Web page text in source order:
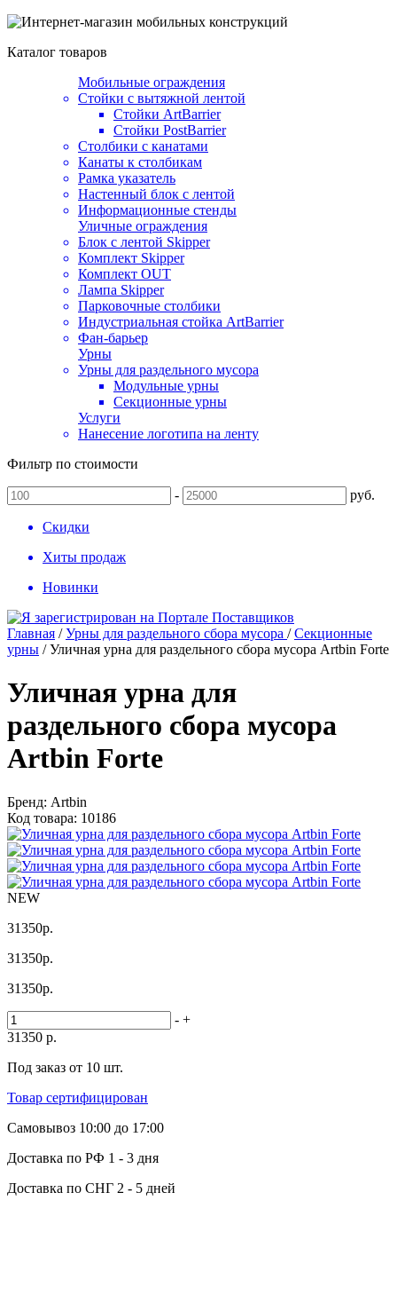
Каталог товаров
Мобильные ограждения
Стойки с вытяжной лентой
Стойки ArtBarrier
Стойки PostBarrier
Столбики с канатами
Канаты к столбикам
Рамка указатель
Настенный блок с лентой
Информационные стенды
Уличные ограждения
Блок с лентой Skipper
Комплект Skipper
Комплект OUT
Лампа Skipper
Парковочные столбики
Индустриальная стойка ArtBarrier
Фан-барьер
Урны
Урны для раздельного мусора
Модульные урны
Секционные урны
Услуги
Нанесение логотипа на ленту
Фильтр по стоимости
- руб.
Скидки
Хиты продаж
Новинки
Главная /Урны для раздельного сбора мусора /Секционные
урны /Уличная урна для раздельного сбора мусора Artbin Forte
Уличная урна для
раздельного сбора мусора
Artbin Forte
Бренд: Artbin
Код товара: 10186
NEW
31350р.
31350р.
31350р.
- +
31350 р.
Под заказ от 10 шт.
Товар сертифицирован
Самовывоз 10:00 до 17:00
Доставка по РФ 1 - 3 дня
Доставка по СНГ 2 - 5 дней